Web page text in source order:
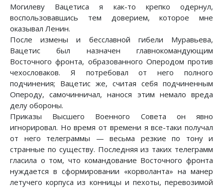
Могилеву Вацетиса я как-то крепко одернул,
воспользовавшись тем доверием, которое мне
оказывал Ленин.
После измены и бесславной гибели Муравьева,
Вацетис был назначен главнокомандующим
Восточного фронта, образованного Оперодом против
чехословаков. Я потребовал от него полного
подчинения; Вацетис же, считая себя подчиненным
Опероду, самочинничал, нанося этим немало вреда
делу обороны.
Приказы Высшего Военного Совета он явно
игнорировал. Но время от времени я все-таки получал
от него телеграммы — весьма резкие по тону и
странные по существу. Последняя из таких телеграмм
гласила о том, что командование Восточного фронта
нуждается в сформировании «корволанта» на манер
летучего корпуса из конницы и пехоты, перевозимой